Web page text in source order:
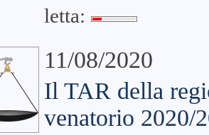
letta:
11/08/2020
Il TAR della
venatorio 2020/